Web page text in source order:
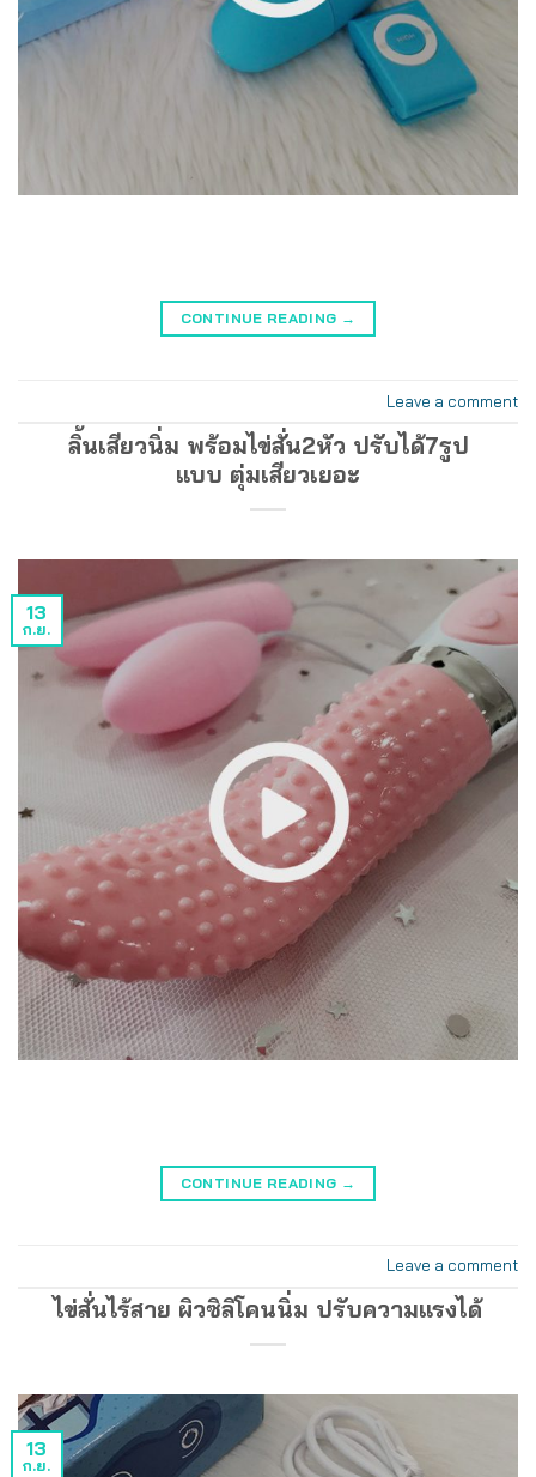
CONTINUE READING →
Leave a comment
ลิ้นเสียวนิ่ม พร้อมไข่สั่น2หัว ปรับได้7รูป
แบบ ตุ่มเสียวเยอะ
13
ก.ย.
CONTINUE READING →
Leave a comment
ไข่สั่นไร้สาย ผิวซิลิโคนนิ่ม ปรับความแรงได้
13
ก.ย.